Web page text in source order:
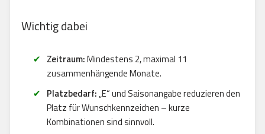
Wichtig dabei
Zeitraum:Mindestens 2, maximal 11
zusammenhängende Monate.
Platzbedarf:„E“ und Saisonangabe reduzieren den
Platz für Wunschkennzeichen – kurze
Kombinationen sind sinnvoll.